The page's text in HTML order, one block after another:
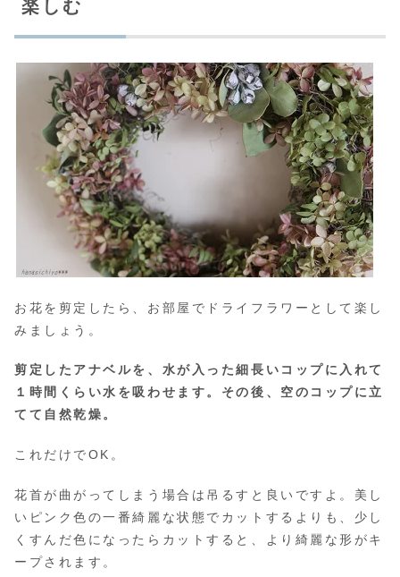
楽しむ
お花を剪定したら、お部屋でドライフラワーとして楽し
みましょう。
剪定したアナベルを、水が入った細長いコップに入れて
１時間くらい水を吸わせます。 その後、空のコップに立
てて自然乾燥。
これだけでOK。
花首が曲がってしまう場合は吊るすと良いですよ。美し
いピンク色の一番綺麗な状態でカットするよりも、少し
くすんだ色になったらカットすると、より綺麗な形がキ
ープされます。